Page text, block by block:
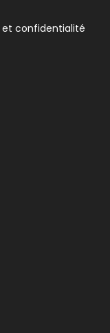
et confidentialité